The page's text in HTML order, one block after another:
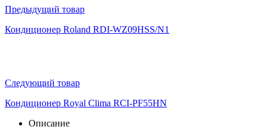
Предыдущий товар
Кондиционер Roland RDI-WZ09HSS/N1
Следующий товар
Кондиционер Royal Clima RCI-PF55HN
Описание